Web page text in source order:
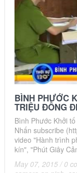
BÌNH PHƯỚC
TRIỆU ĐỒNG
Bình Phước Khởi
Nhấn subscribe
video "Hành trình
kín", "Phút Giây
May 07, 2015 / 0